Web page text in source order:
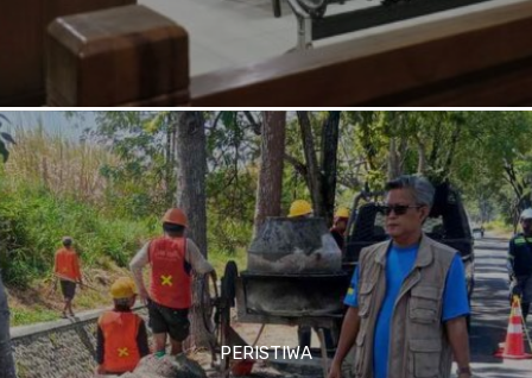
PERISTIWA